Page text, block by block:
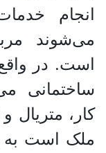
انجام
می‌شوند
است. در واقع
ساختمانی
کار، متریال
ملک است به